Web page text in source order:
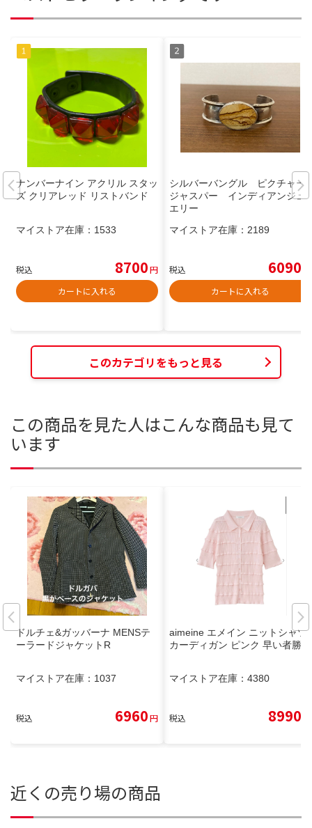
ナンバーナイン アクリル スタッ
ズ クリアレッド リストバンド
マイストア在庫： 1533
税込 8700円
カートに入れる
シルバーバングル ピクチャー
ジャスパー インディアンジュ
エリー
マイストア在庫： 2189
税込 6090
カートに入れる
このカテゴリをもっと見る
この商品を見た人はこんな商品も見て
います
ドルチェ&ガッバーナ MENSテ
ーラードジャケットR
マイストア在庫： 1037
税込 6960円
aimeine エメイン ニットシャツ
カーディガン ピンク 早い者勝ち
マイストア在庫： 4380
税込 8990
近くの売り場の商品